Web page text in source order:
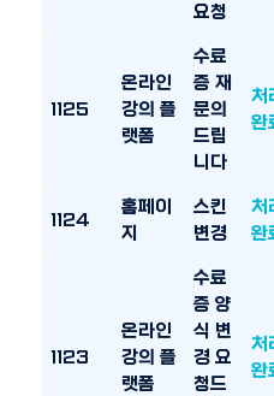
요청
1125
온라인
강의 플
랫폼
수료
증 재
문의
드립
니다
처
완
1124
홈페이
지
스킨
변경
처
완
1123
온라인
강의 플
랫폼
수료
증 양
식 변
경 요
청드
처
완